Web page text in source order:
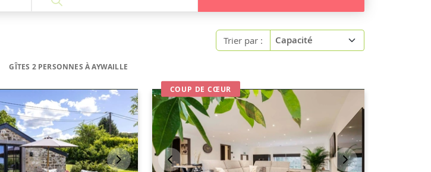
Trier par :
GÎTES 2 PERSONNES À AYWAILLE